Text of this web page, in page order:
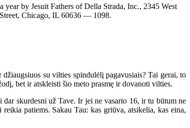
by Jesuit Fathers of Della Strada, Inc., 2345 West
Chicago, IL 60636 — 1098.
su vilties spindulėlį pagavusiais? Tai gerai, to
bet ir atskleisti šio meto prasmę ir dovanoti vilties.
skurdesni už Tave. Ir jei ne vasario 16, ir tu būtum ne
patiems. Sakau Tau: kas griūva, atsikelia, kas eina,